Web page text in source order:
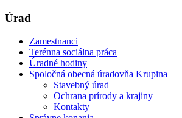
Úrad
Zamestnanci
Terénna sociálna práca
Úradné hodiny
Spoločná obecná úradovňa Krupina
Stavebný úrad
Ochrana prírody a krajiny
Kontakty